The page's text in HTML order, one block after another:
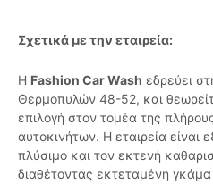
Σχετικά με την εταιρεία:
Η Fashion Car Wash εδρεύει
Θερμοπυλών 48-52, και
επιλογή στον τομέα της
αυτοκινήτων. Η εταιρεία είναι
πλύσιμο και τον εκτενή
διαθέτοντας εκτεταμένη